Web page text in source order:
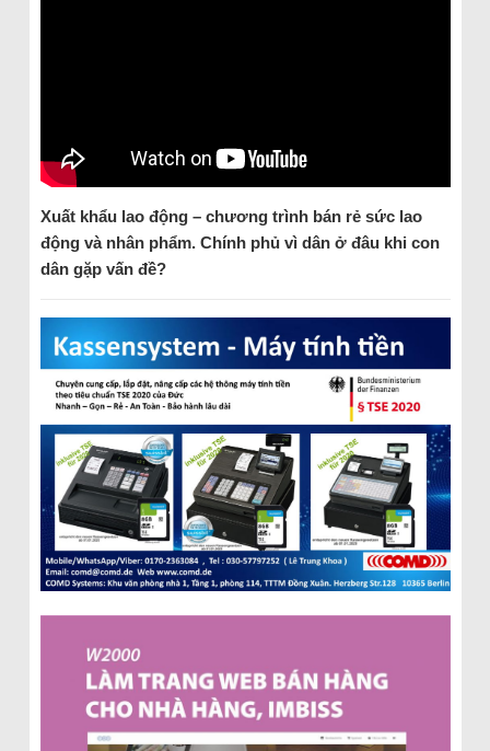
Xuất khẩu lao động – chương trình bán rẻ sức lao
động và nhân phẩm. Chính phủ vì dân ở đâu khi con
dân gặp vấn đề?